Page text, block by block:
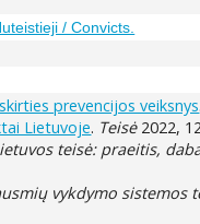
/ Convicts.
prevencijos veiksnys
Lietuvoje. Teisė2022,
teisė: praeitis,
vykdymo sistemos